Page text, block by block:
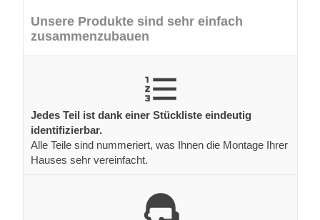
Unsere Produkte sind sehr einfach
zusammenzubauen
Jedes Teil ist dank einer Stückliste eindeutig
identifizierbar.
Alle Teile sind nummeriert, was Ihnen die Montage Ihrer
Hauses sehr vereinfacht.